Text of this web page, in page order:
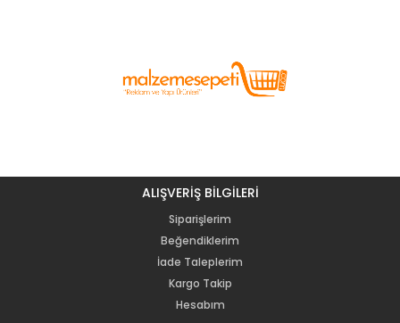
ALIŞVERİŞ BİLGİLERİ
Siparişlerim
Beğendiklerim
İade Taleplerim
Kargo Takip
Hesabım